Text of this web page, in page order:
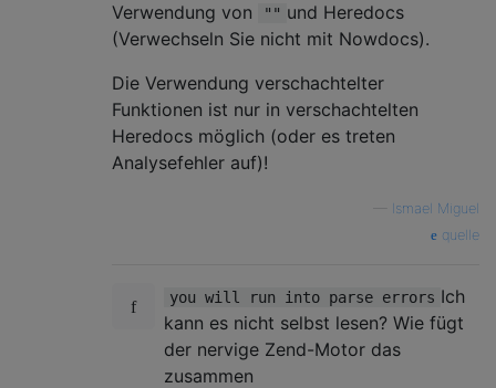
Verwendung von
"" und Heredocs
(Verwechseln Sie nicht mit Nowdocs).
Die Verwendung verschachtelter
Funktionen ist nur in verschachtelten
Heredocs möglich (oder es treten
Analysefehler auf)!
Ismael Miguel
quelle
you will run into parse errors Ich
kann es nicht selbst lesen? Wie fügt
der nervige Zend-Motor das
zusammen